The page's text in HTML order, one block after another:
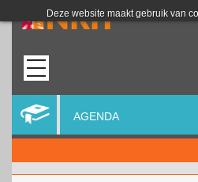
Deze website maakt gebruik van
AGENDA